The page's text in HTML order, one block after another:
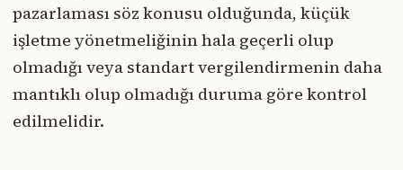
pazarlaması söz konusu olduğunda, küçük
işletme yönetmeliğinin hala geçerli olup
olmadığı veya standart vergilendirmenin daha
mantıklı olup olmadığı duruma göre kontrol
edilmelidir.